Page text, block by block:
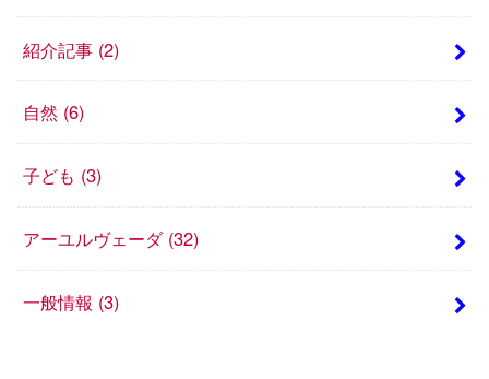
紹介記事 (2)
自然 (6)
子ども (3)
アーユルヴェーダ (32)
一般情報 (3)